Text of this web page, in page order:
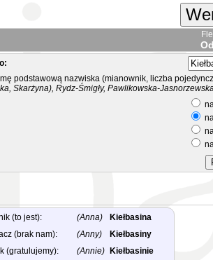
podstawową nazwiska (mianownik, liczba
Skarżyna), Rydz-Śmigły, Pawlikowska-
(to jest): (Anna)
Kiełbasina
(brak nam):
(Anny)
Kiełbasiny
(gratulujemy):
(Annie)
Kiełbasinie